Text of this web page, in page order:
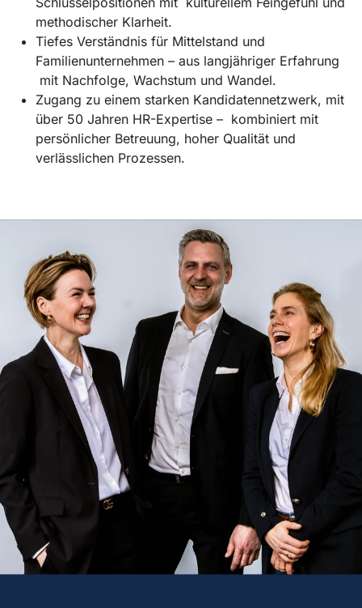
methodischer Klarheit.
Tiefes Verständnis für Mittelstand und
Familienunternehmen – aus langjähriger Erfahrung
mit Nachfolge, Wachstum und Wandel.
Zugang zu einem starken Kandidatennetzwerk, mit
über 50 Jahren HR-Expertise – kombiniert mit
persönlicher Betreuung, hoher Qualität und
verlässlichen Prozessen.